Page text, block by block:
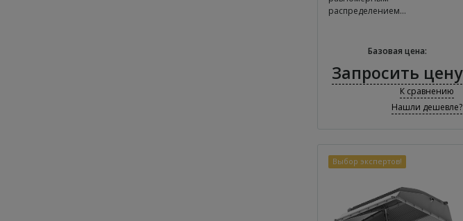
распределением…
Базовая цена:
Запросить цену
К сравнению
Нашли дешевле?
Выбор экспертов!